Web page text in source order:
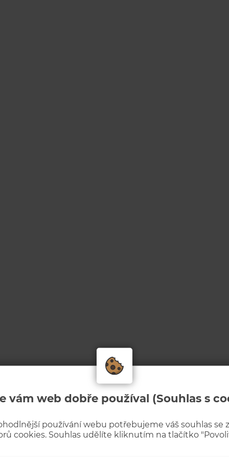
vám web dobře používal (Souhlas s
používání webu potřebujeme váš souhlas se
cookies. Souhlas udělíte kliknutím na tlačítko